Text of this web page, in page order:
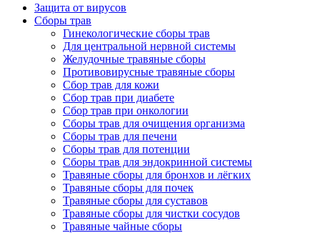
Защита от вирусов
Сборы трав
Гинекологические сборы трав
Для центральной нервной системы
Желудочные травяные сборы
Противовирусные травяные сборы
Сбор трав для кожи
Сбор трав при диабете
Сбор трав при онкологии
Сборы трав для очищения организма
Сборы трав для печени
Сборы трав для потенции
Сборы трав для эндокринной системы
Травяные сборы для бронхов и лёгких
Травяные сборы для почек
Травяные сборы для суставов
Травяные сборы для чистки сосудов
Травяные чайные сборы